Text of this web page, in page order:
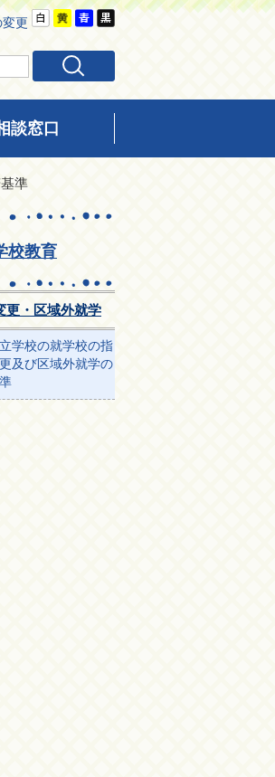
変更
談窓口
準
校教育
更・区域外就学
学校の就学校の指
及び区域外就学の